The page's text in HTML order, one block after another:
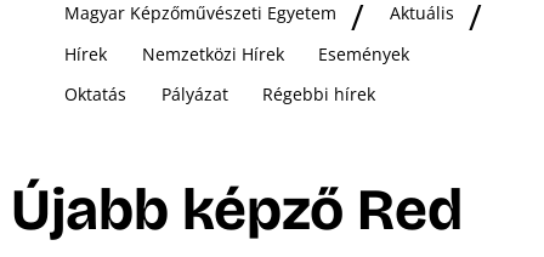
Magyar Képzőművészeti Egyetem
Aktuális
Hírek
Nemzetközi Hírek
Események
Oktatás
Pályázat Régebbi hírek
Újabb képző Red